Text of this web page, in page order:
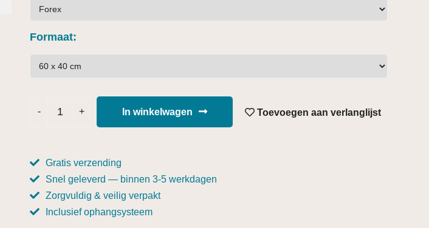
Formaat
In winkelwagen Toevoegen aan verlanglijst
Gratis verzending
Snel geleverd — binnen 3-5 werkdagen
Zorgvuldig & veilig verpakt
Inclusief ophangsysteem